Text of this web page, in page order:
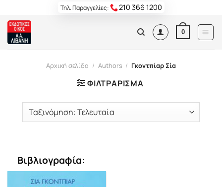
content
Τηλ. Παραγγελίες: 210 366 1200
0
Αρχική σελίδα / Authors / Γκοντπίαρ Σία
ΦΙΛΤΡΆΡΙΣΜΑ
Βιβλιογραφία: